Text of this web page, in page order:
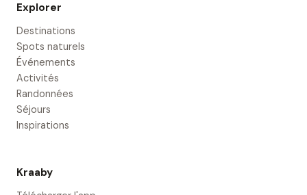
Explorer
Destinations
Spots naturels
Événements
Activités
Randonnées
Séjours
Inspirations
Kraaby